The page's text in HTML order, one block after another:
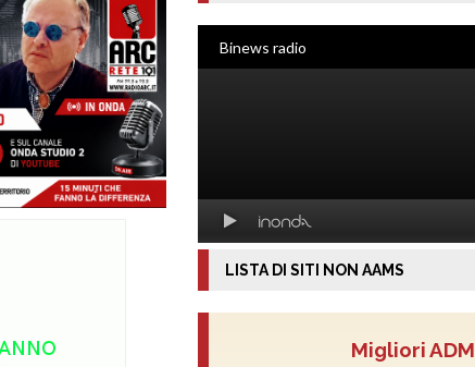
LISTA DI SITI NON AAMS
Migliori ADM